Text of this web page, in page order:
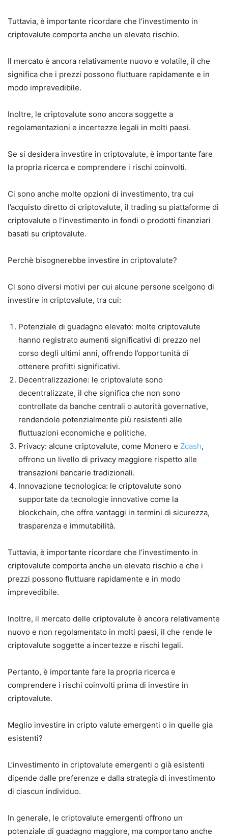
Tuttavia, è importante ricordare che l’investimento in
criptovalute comporta anche un elevato rischio.
Il mercato è ancora relativamente nuovo e volatile, il che
significa che i prezzi possono fluttuare rapidamente e in
modo imprevedibile.
Inoltre, le criptovalute sono ancora soggette a
regolamentazioni e incertezze legali in molti paesi.
Se si desidera investire in criptovalute, è importante fare
la propria ricerca e comprendere i rischi coinvolti.
Ci sono anche molte opzioni di investimento, tra cui
l’acquisto diretto di criptovalute, il trading su piattaforme di
criptovalute o l’investimento in fondi o prodotti finanziari
basati su criptovalute.
Perchè bisognerebbe investire in criptovalute?
Ci sono diversi motivi per cui alcune persone scelgono di
investire in criptovalute, tra cui:
Potenziale di guadagno elevato: molte criptovalute
hanno registrato aumenti significativi di prezzo nel
corso degli ultimi anni, offrendo l’opportunità di
ottenere profitti significativi.
Decentralizzazione: le criptovalute sono
decentralizzate, il che significa che non sono
controllate da banche centrali o autorità governative,
rendendole potenzialmente più resistenti alle
fluttuazioni economiche e politiche.
Privacy: alcune criptovalute, come Monero e Zcash,
offrono un livello di privacy maggiore rispetto alle
transazioni bancarie tradizionali.
Innovazione tecnologica: le criptovalute sono
supportate da tecnologie innovative come la
blockchain, che offre vantaggi in termini di sicurezza,
trasparenza e immutabilità.
Tuttavia, è importante ricordare che l’investimento in
criptovalute comporta anche un elevato rischio e che i
prezzi possono fluttuare rapidamente e in modo
imprevedibile.
Inoltre, il mercato delle criptovalute è ancora relativamente
nuovo e non regolamentato in molti paesi, il che rende le
criptovalute soggette a incertezze e rischi legali.
Pertanto, è importante fare la propria ricerca e
comprendere i rischi coinvolti prima di investire in
criptovalute.
Meglio investire in cripto valute emergenti o in quelle gia
esistenti?
L’investimento in criptovalute emergenti o già esistenti
dipende dalle preferenze e dalla strategia di investimento
di ciascun individuo.
In generale, le criptovalute emergenti offrono un
potenziale di guadagno maggiore, ma comportano anche